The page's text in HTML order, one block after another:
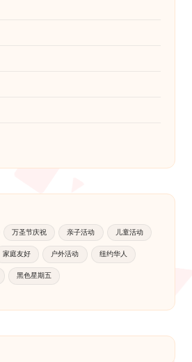
万圣节庆祝 亲子活动 儿童活动
家庭友好 户外活动 纽约华人
黑色星期五